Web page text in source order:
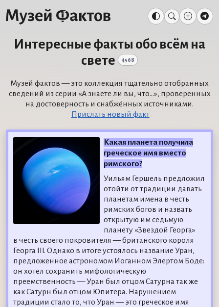
Интересные факты обо всём на
свете
4568
Музей фактов — это коллекция тщательно отобранных
сведений из серии «А знаете ли вы, что...», проверенных
на достоверность и снабжённых источниками.
Прислать новый факт
Какая планета получила
греческое имя вместо
римского?
Уильям Гершель предложил
отойти от традиции давать
планетам имена в честь
римских богов и назвать
открытую им седьмую
планету «Звездой Георга»
в честь своего покровителя — британского короля
Георга III. Однако в итоге устоялось название Уран,
предложенное астрономом Иоганном Элертом Боде:
он хотел сохранить мифологическую
преемственность — Уран был отцом Сатурна так же
как Сатурн был отцом Юпитера. Нарушением
традиции стало то, что Уран — это греческое имя